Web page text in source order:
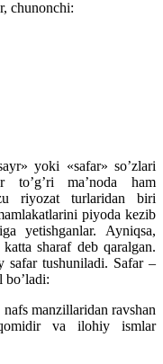
chunonchi:
yoki «safar» so’zlari
to’g’ri ma’noda ham
riyozat turlaridan biri
piyoda kezib
yetishganlar. Ayniqsa,
sharaf deb qaralgan.
safar tushuniladi. Safar –
bo’ladi:
manzillaridan ravshan
va ilohiy ismlar